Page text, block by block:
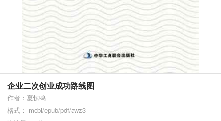
企业二次创业成功路线图
作者：夏惊鸣
格式： mobi/epub/pdf/awz3